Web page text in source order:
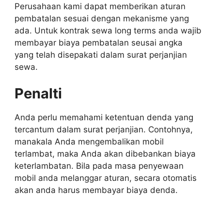
Perusahaan kami dapat memberikan aturan
pembatalan sesuai dengan mekanisme yang
ada. Untuk kontrak sewa long terms anda wajib
membayar biaya pembatalan seusai angka
yang telah disepakati dalam surat perjanjian
sewa.
Penalti
Anda perlu memahami ketentuan denda yang
tercantum dalam surat perjanjian. Contohnya,
manakala Anda mengembalikan mobil
terlambat, maka Anda akan dibebankan biaya
keterlambatan. Bila pada masa penyewaan
mobil anda melanggar aturan, secara otomatis
akan anda harus membayar biaya denda.